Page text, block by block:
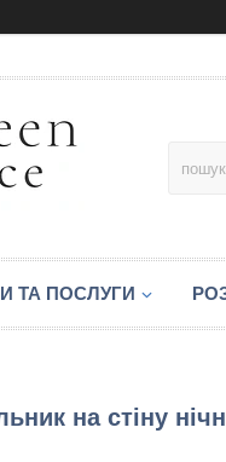
ТА ПОСЛУГИ
на стіну